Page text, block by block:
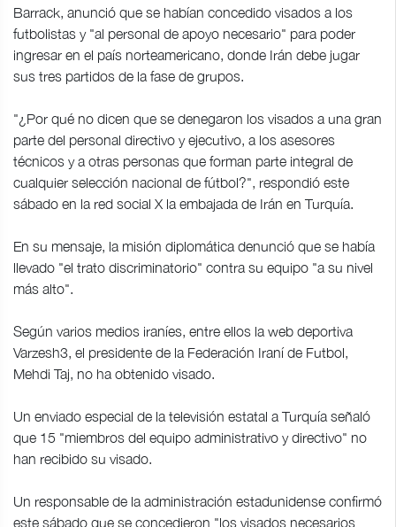
Barrack, anunció que se habían concedido visados a los
futbolistas y "al personal de apoyo necesario" para poder
ingresar en el país norteamericano, donde Irán debe jugar
sus tres partidos de la fase de grupos.
"¿Por qué no dicen que se denegaron los visados a una gran
parte del personal directivo y ejecutivo, a los asesores
técnicos y a otras personas que forman parte integral de
cualquier selección nacional de fútbol?", respondió este
sábado en la red social X la embajada de Irán en Turquía.
En su mensaje, la misión diplomática denunció que se había
llevado "el trato discriminatorio" contra su equipo "a su nivel
más alto".
Según varios medios iraníes, entre ellos la web deportiva
Varzesh3, el presidente de la Federación Iraní de Futbol,
Mehdi Taj, no ha obtenido visado.
Un enviado especial de la televisión estatal a Turquía señaló
que 15 "miembros del equipo administrativo y directivo" no
han recibido su visado.
Un responsable de la administración estadunidense confirmó
este sábado que se concedieron "los visados necesarios